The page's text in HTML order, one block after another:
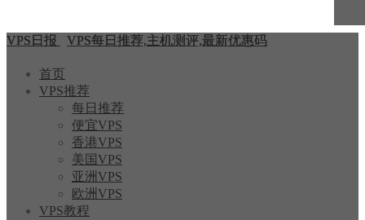
VPS日报 VPS每日推荐,主机测评,最新优惠码
首页
VPS推荐
每日推荐
便宜VPS
香港VPS
美国VPS
亚洲VPS
欧洲VPS
VPS教程